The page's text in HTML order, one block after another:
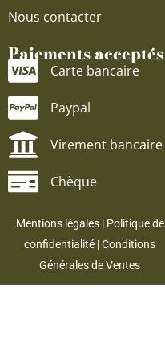
Nous contacter
Paiements acceptés
Carte bancaire
Paypal
Virement bancaire
Chèque
Mentions légales| Politique de
confidentialité |Conditions
Générales de Ventes